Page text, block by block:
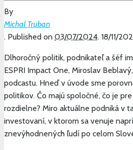
By
Michal Truban
. Published on 03/07/2024. 18/11/
Dlhoročný politik, podnikateľ a šéf
ESPRI Impact One, Miroslav
podcastu. Hneď v úvode sme
politikov. Čo majú spoločné, čo je
rozdielne? Miro aktuálne podniká v
investovaní, v ktorom sa venuje
znevýhodnených ľudí po celom